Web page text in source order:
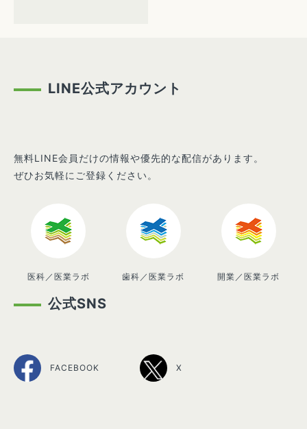
LINE公式アカウント
無料LINE会員だけの情報や優先的な配信があります。
ぜひお気軽にご登録ください。
医科／医業ラボ 歯科／医業ラボ 開業／医業ラボ
公式SNS
FACEBOOK X